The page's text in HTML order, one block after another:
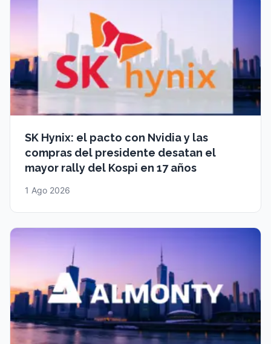
SK Hynix: el pacto con Nvidia y las
compras del presidente desatan el
mayor rally del Kospi en 17 años
1 Ago 2026